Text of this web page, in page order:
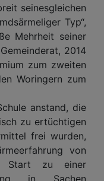
seinesgleichen
Typ“,
Mehrheit seiner
2014
zum zweiten
Woringern zum
anstand, die
zu ertüchtigen
frei wurden,
von
Start zu einer
in Sachen